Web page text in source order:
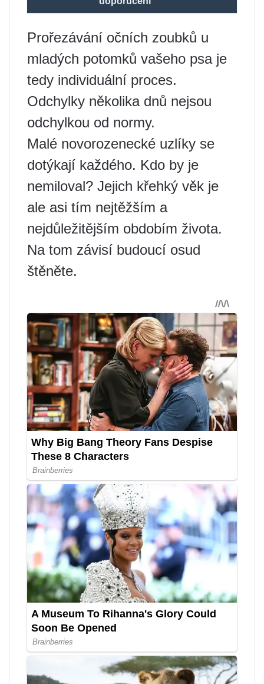
Prořezávání očních zoubků u
mladých potomků vašeho psa je
tedy individuální proces.
Odchylky několika dnů nejsou
odchylkou od normy.
Malé novorozenecké uzlíky se
dotýkají každého. Kdo by je
nemiloval? Jejich křehký věk je
ale asi tím nejtěžším a
nejdůležitějším obdobím života.
Na tom závisí budoucí osud
štěněte.